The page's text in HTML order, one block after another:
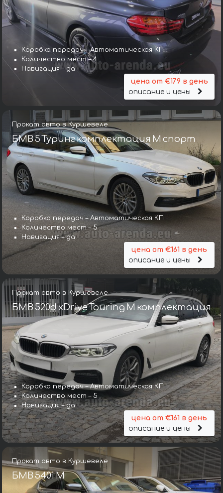
Коробка передач – Автоматическая КП
Количество мест – 4
Навигация – да
цена от €179 в день
описание и цены
Прокат авто в Куршевеле
БМВ 5 Туринг комплектация М спорт
Коробка передач – Автоматическая КП
Количество мест – 5
Навигация – да
цена от €161 в день
описание и цены
Прокат авто в Куршевеле
БМВ 520d xDrive Touring M комплектация
Коробка передач – Автоматическая КП
Количество мест – 5
Навигация – да
цена от €161 в день
описание и цены
Прокат авто в Куршевеле
БМВ 540i M